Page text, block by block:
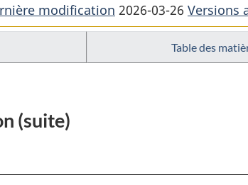
:
Loi
modification 2026-03-26 Versions
Table des
(suite)